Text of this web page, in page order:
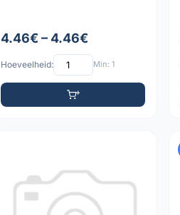
4.46€ – 4.46€
Hoeveelheid: Min: 1